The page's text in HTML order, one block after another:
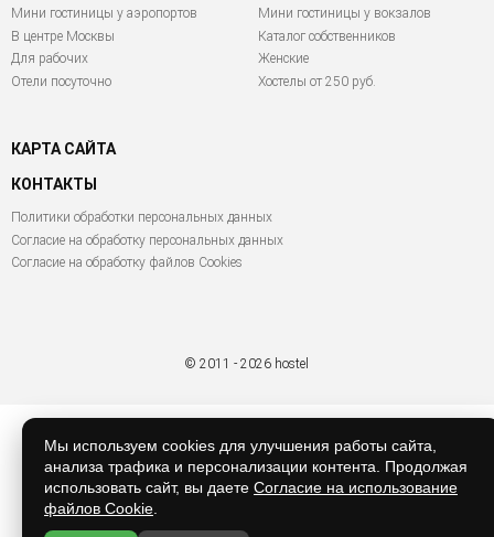
Мини гостиницы у аэропортов
В центре Москвы
Для рабочих
Отели посуточно
Мини гостиницы у вокзалов
Каталог собственников
Женские
Хостелы от 250 руб.
КАРТА САЙТА
КОНТАКТЫ
Политики обработки персональных данных
Согласие на обработку персональных данных
Согласие на обработку файлов Cookies
© 2011 - 2026 hostel
Мы используем cookies для улучшения работы сайта,
анализа трафика и персонализации контента. Продолжая
использовать сайт, вы даете Согласие на использование
файлов Cookie